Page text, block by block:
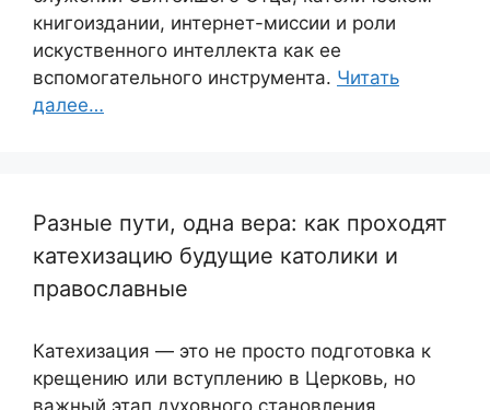
книгоиздании, интернет-миссии и роли
искуственного интеллекта как ее
вспомогательного инструмента. Читать
далее…
Разные пути, одна вера: как проходят
катехизацию будущие католики и
православные
Катехизация — это не просто подготовка к
крещению или вступлению в Церковь, но
важный этап духовного становления